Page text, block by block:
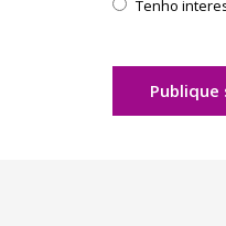
Tenho
Publique